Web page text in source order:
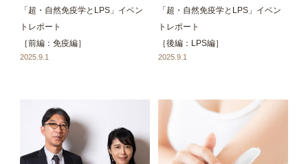
「超・自然免疫学とLPS」イベン
トレポート
［前編：免疫編］
2025.9.1
「超・自然免疫学とLPS」イベン
トレポート
［後編：LPS編］
2025.9.1